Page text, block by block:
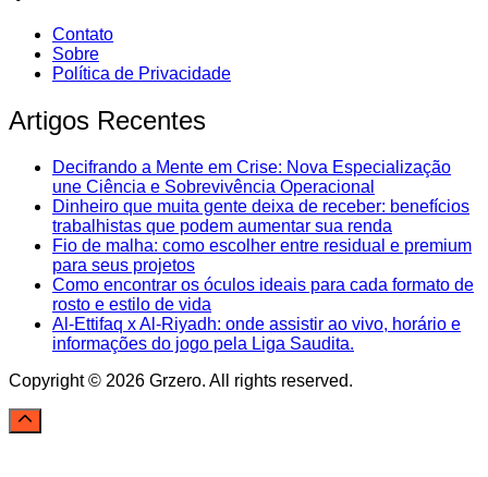
Contato
Sobre
Política de Privacidade
Artigos Recentes
Decifrando a Mente em Crise: Nova Especialização
une Ciência e Sobrevivência Operacional
Dinheiro que muita gente deixa de receber: benefícios
trabalhistas que podem aumentar sua renda
Fio de malha: como escolher entre residual e premium
para seus projetos
Como encontrar os óculos ideais para cada formato de
rosto e estilo de vida
Al-Ettifaq x Al-Riyadh: onde assistir ao vivo, horário e
informações do jogo pela Liga Saudita.
Copyright © 2026 Grzero. All rights reserved.